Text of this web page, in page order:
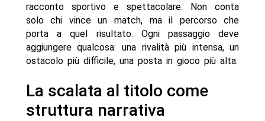
racconto sportivo e spettacolare. Non conta
solo chi vince un match, ma il percorso che
porta a quel risultato. Ogni passaggio deve
aggiungere qualcosa: una rivalità più intensa, un
ostacolo più difficile, una posta in gioco più alta.
La scalata al titolo come
struttura narrativa